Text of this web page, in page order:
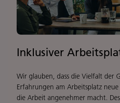
Inklusiver
Wir glauben, dass die Vielfalt der
Erfahrungen am Arbeitsplatz
die Arbeit angenehmer macht.